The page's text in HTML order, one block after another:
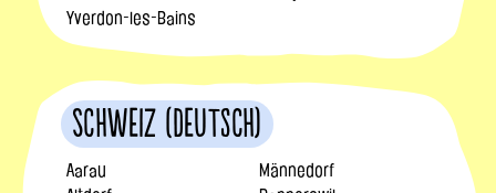
Yverdon-les-Bains
Schweiz (Deutsch)
Aarau
Männedorf